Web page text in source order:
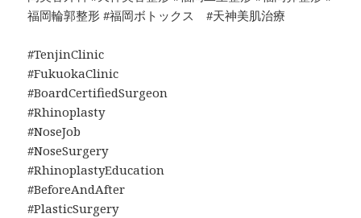
福岡輪郭整形 #福岡ボトックス #天神美肌治療
#TenjinClinic
#FukuokaClinic
#BoardCertifiedSurgeon
#Rhinoplasty
#NoseJob
#NoseSurgery
#RhinoplastyEducation
#BeforeAndAfter
#PlasticSurgery